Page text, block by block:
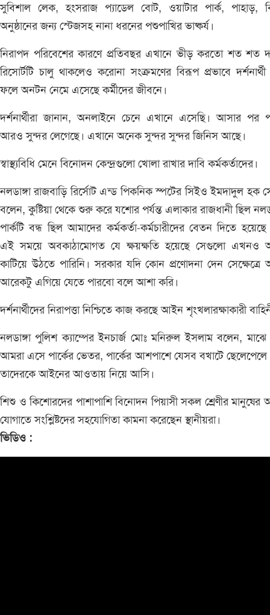
সুবিশাল লেক, হংসরাজ প্যাডেল বোট, ওয়াটার পার্ক, পাহাড়,
অনুষ্ঠানের জন্য স্টেজসহ নানা ধরনের পশুপাখির ভাষ্কর্য।
নিরাপদ পরিবেশের কারণে প্রতিবছর এখানে ভীড় করতো শত শত
রিসোর্টটি চালু থাকলেও করোনা সংক্রমণের বিরূপ প্রভাবে
ফলে অনটন নেমে এসেছে কর্মীদের জীবনে।
দর্শনার্থীরা জানান, অনলাইনে চেনে এখানে এসেছি। আসার পর
আরও সুন্দর লেগেছে। এখানে অনেক সুন্দর সুন্দর জিনিস আছে।
স্বাস্থ্যবিধি মেনে বিনোদন কেন্দ্রগুলো খোলা রাখার দাবি কর্মকর্তাদের।
নলডাঙ্গা রাজবাড়ি রির্সোট এন্ড পিকনিক স্পটের সিইও ইমদাদুল হক
বলেন, কুষ্টিয়া থেকে শুরু করে যশোর পর্যন্ত এলাকার রাজধানী ছিল
পার্কটি বন্ধ ছিল আমাদের কর্মকর্তা-কর্মচারীদের বেতন দিতে
এই সময়ে অবকাঠামোগত যে ক্ষয়ক্ষতি হয়েছে সেগুলো এখনও
কাটিয়ে উঠতে পারিনি। সরকার যদি কোন প্রণোদনা দেন সেক্ষেত্রে
আরেকটু এগিয়ে যেতে পারবো বলে আশা করি।
দর্শনার্থীদের নিরাপত্তা নিশ্চিতে কাজ করছে আইন শৃংখলারক্ষাকারী
নলডাঙ্গা পুলিশ ক্যাম্পের ইনচার্জ মোঃ মনিরুল ইসলাম বলেন, মাঝে
আমরা এসে পার্কের ভেতর, পার্কের আশপাশে যেসব বখাটে ছেলেপেলে
তাদেরকে আইনের আওতায় নিয়ে আসি।
শিশু ও কিশোরদের পাশাপাশি বিনোদন পিয়াসী সকল শ্রেণীর মানুষের
যোগাতে সংশ্লিষ্টদের সহযোগিতা কামনা করেছেন স্থানীয়রা।
ভিডিও :